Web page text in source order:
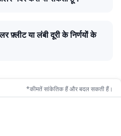
फ़्लीट या लंबी दूरी के निर्णयों के
*कीमतें सांकेतिक हैं और बदल सकती हैं।